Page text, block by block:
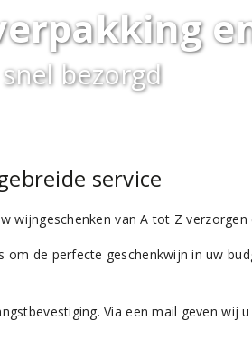
bezorgd
service
wijngeschenken van A tot Z verzorgen
de perfecte geschenkwijn in uw
Via een mail geven wij